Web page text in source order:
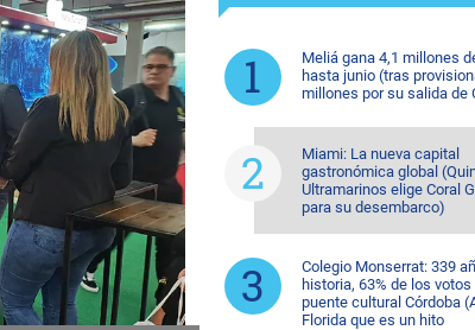
Meliá gana 4,1 millones
hasta junio (tras
millones por su salida de
Miami: La nueva capital
gastronómica global
Ultramarinos elige Coral
para su desembarco)
Colegio Monserrat: 339
historia, 63% de los votos
puente cultural Córdoba
Florida que es un hito